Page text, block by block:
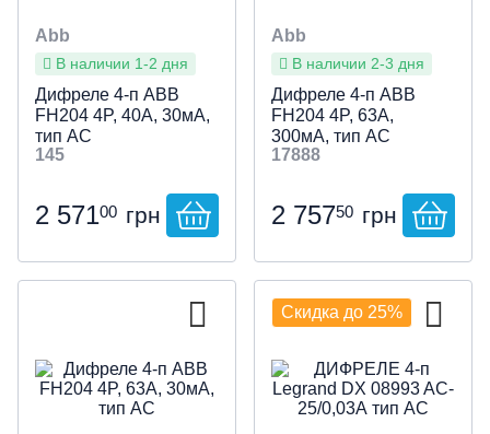
Abb
В наличии 1-2 дня
Дифреле 4-п ABB
FH204 4P, 40А, 30мА,
тип АС
145
2 57100 грн
Abb
В наличии 2-3 дня
Дифреле 4-п ABB
FH204 4P, 63А,
300мА, тип АС
17888
2 75750 грн
Скидка до 25%